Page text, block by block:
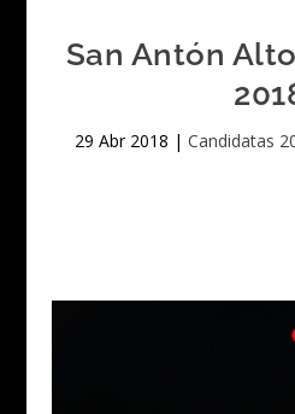
San Antón
29 Abr 2018 | Candidatas